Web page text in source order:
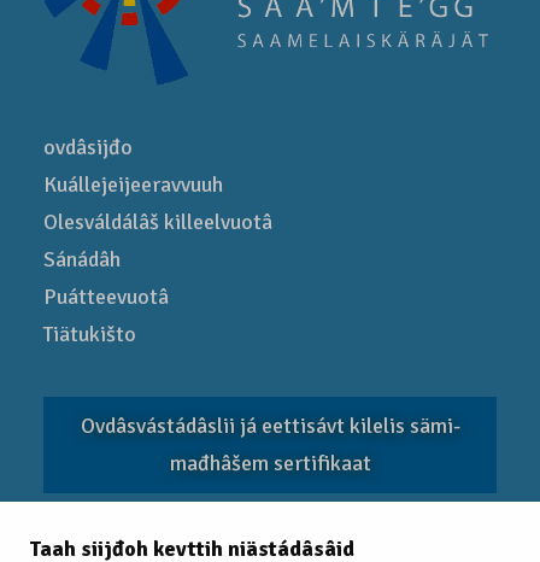
Taah siijđoh kevttih niästádâsâid
ovdâsijđo
Kuállejeijeeravvuuh
Olesváldálâš killeelvuotâ
Sánádâh
Puátteevuotâ
Tiätukišto
Ovdâsvástádâslii já eettisávt kilelis sämi­
mađhâšem sertifikaat
EITC 2025